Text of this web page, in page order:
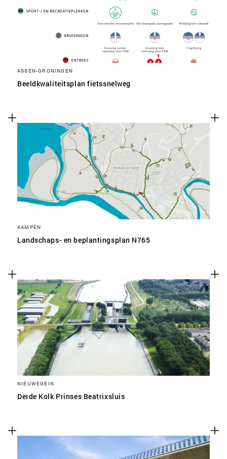
ASSEN-GRONINGEN
Beeldkwaliteitsplan fietssnelweg
KAMPEN
Landschaps- en beplantingsplan N765
NIEUWEGEIN
Derde Kolk Prinses Beatrixsluis